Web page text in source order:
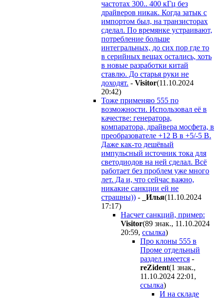
частотах 300.. 400 кГц без
драйверов никак. Когда затык с
импортом был, на транзисторах
сделал. По времянке устраивают,
потребление больше
интегральных, до сих пор где то
в серийных вещах остались, хоть
в новые разработки китай
ставлю. До старья руки не
доходят. - Visitor(11.10.2024
20:42)
Тоже применяю 555 по
возможности. Использовал её в
качестве: генератора,
компаратора, драйвера мосфета, в
преобразователе +12 В в +5/-5 В.
Даже как-то дешёвый
импульсный источник тока для
светодиодов на ней сделал. Всё
работает без проблем уже много
лет. Да и, что сейчас важно,
никакие санкции ей не
страшны)) - _Илья(11.10.2024
17:17)
Насчет санкций, пример:
Visitor(89 знак., 11.10.2024
20:59, ссылка)
Про клоны 555 в
Проме отдельный
раздел имеется -
reZident(1 знак.,
11.10.2024 22:01 ,
ссылка)
И на складе